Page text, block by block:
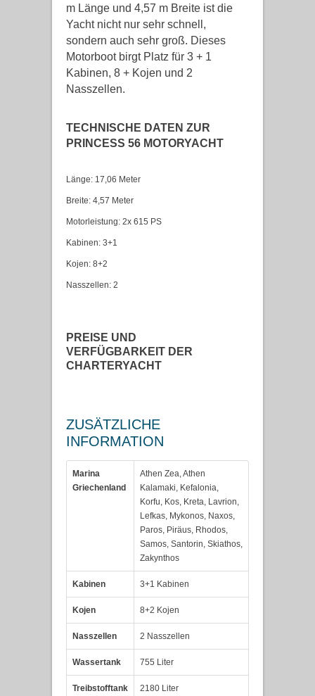
m Länge und 4,57 m Breite ist die
Yacht nicht nur sehr schnell,
sondern auch sehr groß. Dieses
Motorboot birgt Platz für 3 + 1
Kabinen, 8 + Kojen und 2
Nasszellen.
TECHNISCHE DATEN ZUR
PRINCESS 56 MOTORYACHT
Länge: 17,06 Meter
Breite: 4,57 Meter
Motorleistung: 2x 615 PS
Kabinen: 3+1
Kojen: 8+2
Nasszellen: 2
PREISE UND
VERFÜGBARKEIT DER
CHARTERYACHT
ZUSÄTZLICHE
INFORMATION
Marina
Griechenland
Athen Zea, Athen
Kalamaki, Kefalonia,
Korfu, Kos, Kreta, Lavrion,
Lefkas, Mykonos, Naxos,
Paros, Piräus, Rhodos,
Samos, Santorin, Skiathos,
Zakynthos
Kabinen 3+1 Kabinen
Kojen 8+2 Kojen
Nasszellen 2 Nasszellen
Wassertank 755 Liter
Treibstofftank 2180 Liter